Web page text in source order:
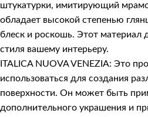
штукатурки, имитирующий
обладает высокой степенью
блеск и роскошь. Этот материал
стиля вашему интерьеру.
ITALICA NUOVA VENEZIA: Это
использоваться для создания
поверхности. Он может быть
дополнительного украшения и